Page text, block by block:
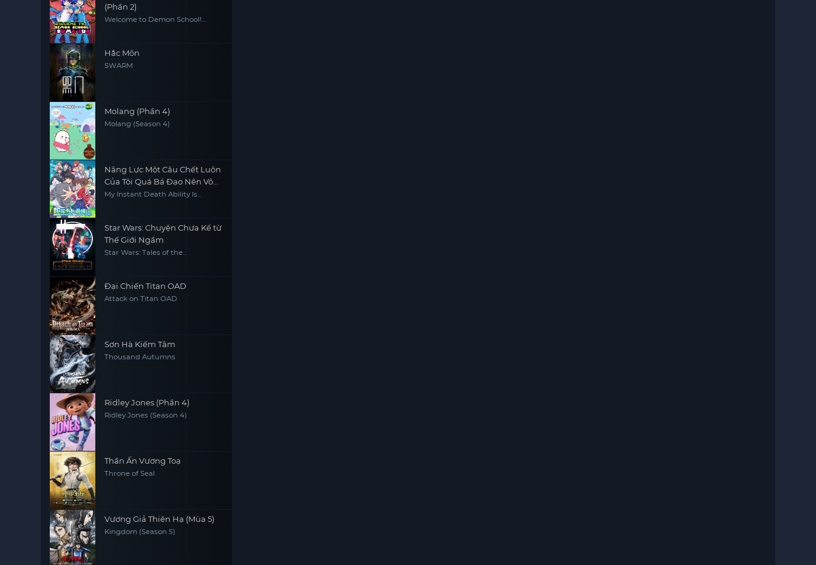
(Phần 2)
Welcome to Demon School!
Hắc Môn
SWARM
Molang (Phần 4)
Molang (Season 4)
Năng Lực Một Câu Chết Luôn
Của Tôi Quá Bá Đạo Nên Vô
Đối Ở Dị Giới
My Instant Death Ability Is
Star Wars: Chuyện Chưa Kể từ
Thế Giới Ngầm
Star Wars: Tales of the
Đại Chiến Titan OAD
Attack on Titan OAD
Sơn Hà Kiếm Tâm
Thousand Autumns
Ridley Jones (Phần 4)
Ridley Jones (Season 4)
Thần Ấn Vương Toạ
Throne of Seal
Vương Giả Thiên Hạ (Mùa 5)
Kingdom (Season 5)